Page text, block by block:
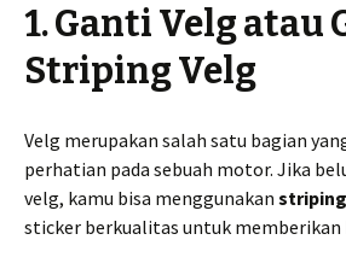
1. Ganti Velg atau
Striping Velg
Velg merupakan salah satu bagian
perhatian pada sebuah motor. Jika
velg, kamu bisa menggunakan
sticker berkualitas untuk memberikan